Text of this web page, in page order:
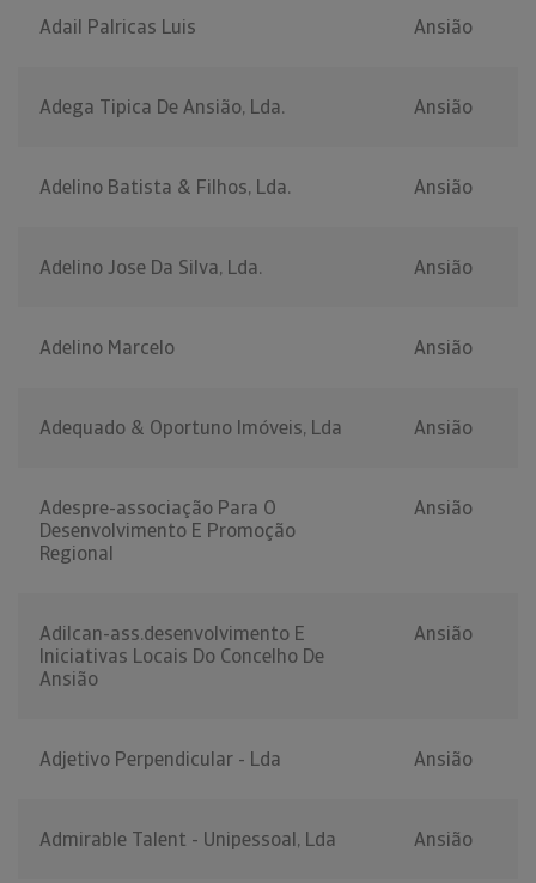
Adail Palricas Luis Ansião
Adega Tipica De Ansião, Lda. Ansião
Adelino Batista & Filhos, Lda. Ansião
Adelino Jose Da Silva, Lda. Ansião
Adelino Marcelo Ansião
Adequado & Oportuno Imóveis, Lda Ansião
Adespre-associação Para O
Desenvolvimento E Promoção
Regional
Ansião
Adilcan-ass.desenvolvimento E
Iniciativas Locais Do Concelho De
Ansião
Ansião
Adjetivo Perpendicular - Lda Ansião
Admirable Talent - Unipessoal, Lda Ansião